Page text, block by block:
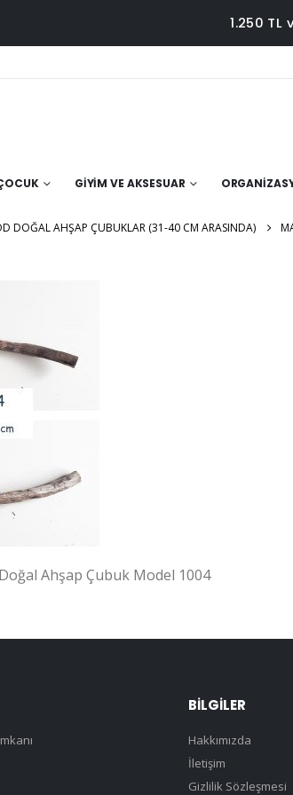
1.250 TL
GIYIM VE AKSESUAR
DOĞAL AHŞAP ÇUBUKLAR (31-40 CM ARASINDA)
Ahşap Çubuk Model 1004
BILGILER
Hakkımızda
İletişim
Gizlilik Sözleşmesi